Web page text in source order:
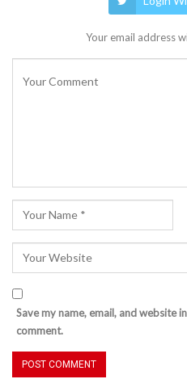
Your email address
Save my name, email, and website
comment.